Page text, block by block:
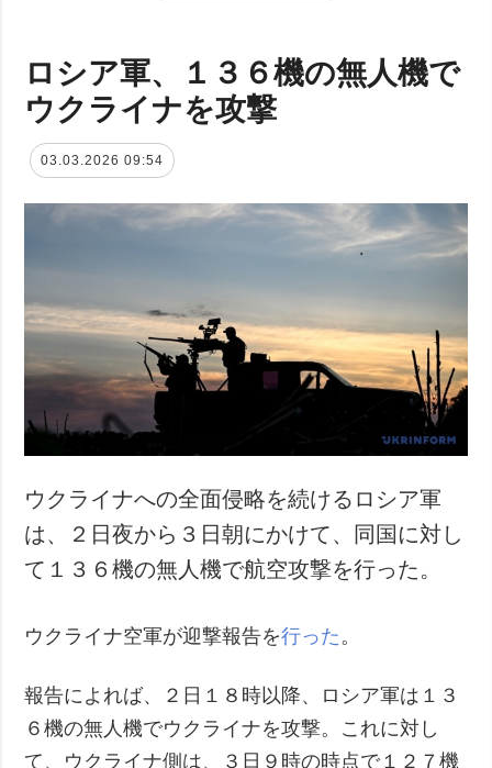
ロシア軍、１３６機の無人機で
ウクライナを攻撃
03.03.2026 09:54
ウクライナへの全面侵略を続けるロシア軍
は、２日夜から３日朝にかけて、同国に対し
て１３６機の無人機で航空攻撃を行った。
ウクライナ空軍が迎撃報告を行った。
報告によれば、２日１８時以降、ロシア軍は１３
６機の無人機でウクライナを攻撃。これに対し
て、ウクライナ側は、３日９時の時点で１２７機